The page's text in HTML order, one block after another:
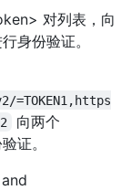
对列表，向
身份验证。
=TOKEN1,https
向两个
证。